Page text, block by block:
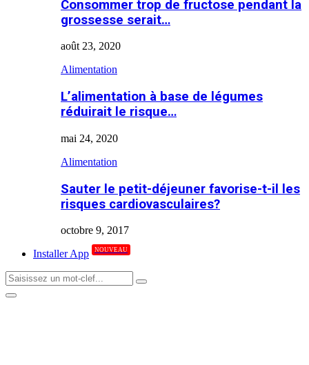
Consommer trop de fructose pendant la
grossesse serait…
août 23, 2020
Alimentation
L’alimentation à base de légumes
réduirait le risque…
mai 24, 2020
Alimentation
Sauter le petit-déjeuner favorise-t-il les
risques cardiovasculaires?
octobre 9, 2017
Installer App
NOUVEAU
Search
for:
Search
Primary